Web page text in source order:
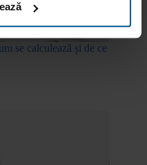
se calculează și de ce